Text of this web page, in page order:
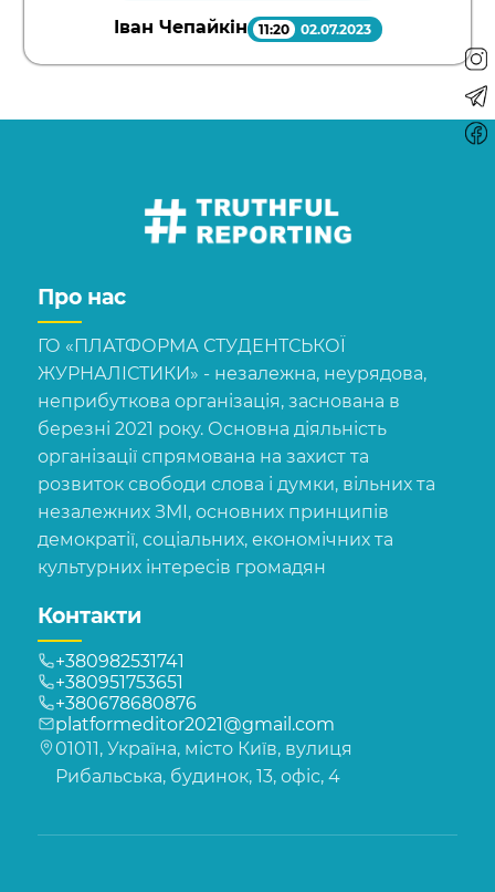
Іван Чепайкін 11:20 02.07.2023
Про нас
ГО «ПЛАТФОРМА СТУДЕНТСЬКОЇ
ЖУРНАЛІСТИКИ» - незалежна, неурядова,
неприбуткова організація, заснована в
березні 2021 року. Основна діяльність
організації спрямована на захист та
розвиток свободи слова і думки, вільних та
незалежних ЗМІ, основних принципів
демократії, соціальних, економічних та
культурних інтересів громадян
Контакти
+380982531741
+380951753651
+380678680876
platformeditor2021@gmail.com
01011, Україна, місто Київ, вулиця
Рибальська, будинок, 13, офіс, 4